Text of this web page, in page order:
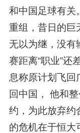
和中国足球有关
重组，昔日的巨
无以为继，没有
赛距离“职业”还
息称原计划飞回
回中国， 他和
约，为此放弃约
的危机在于恒大